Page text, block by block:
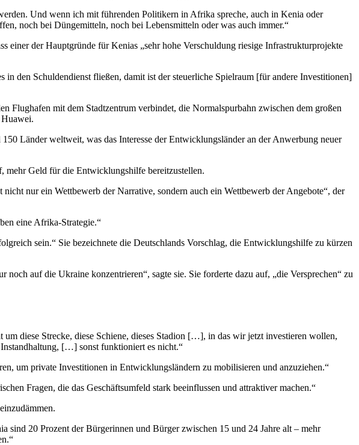
Und wenn ich mit führenden Politikern in Afrika spreche, auch in Kenia oder
noch bei Düngemitteln, noch bei Lebensmitteln oder was auch immer.“
einer der Hauptgründe für Kenias „sehr hohe Verschuldung riesige Infrastrukturprojekte
in den Schuldendienst fließen, damit ist der steuerliche Spielraum [für andere Investitionen]
Flughafen mit dem Stadtzentrum verbindet, die Normalspurbahn zwischen dem großen
Länder weltweit, was das Interesse der Entwicklungsländer an der Anwerbung neuer
mehr Geld für die Entwicklungshilfe bereitzustellen.
nur ein Wettbewerb der Narrative, sondern auch ein Wettbewerb der Angebote“, der
eine Afrika-Strategie.“
sein.“ Sie bezeichnete die Deutschlands Vorschlag, die Entwicklungshilfe zu kürzen
auf die Ukraine konzentrieren“, sagte sie. Sie forderte dazu auf, „die Versprechen“ zu
diese Strecke, diese Schiene, dieses Stadion […], in das wir jetzt investieren wollen,
[…] sonst funktioniert es nicht.“
um private Investitionen in Entwicklungsländern zu mobilisieren und anzuziehen.“
Fragen, die das Geschäftsumfeld stark beeinflussen und attraktiver machen.“
sind 20 Prozent der Bürgerinnen und Bürger zwischen 15 und 24 Jahre alt – mehr